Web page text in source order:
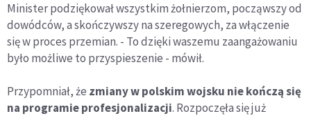
Minister podziękował wszystkim żołnierzom, począwszy od
dowódców, a skończywszy na szeregowych, za włączenie
się w proces przemian. - To dzięki waszemu zaangażowaniu
było możliwe to przyspieszenie - mówił.
Przypomniał, że zmiany w polskim wojsku nie kończą się
na programie profesjonalizacji. Rozpoczęła się już